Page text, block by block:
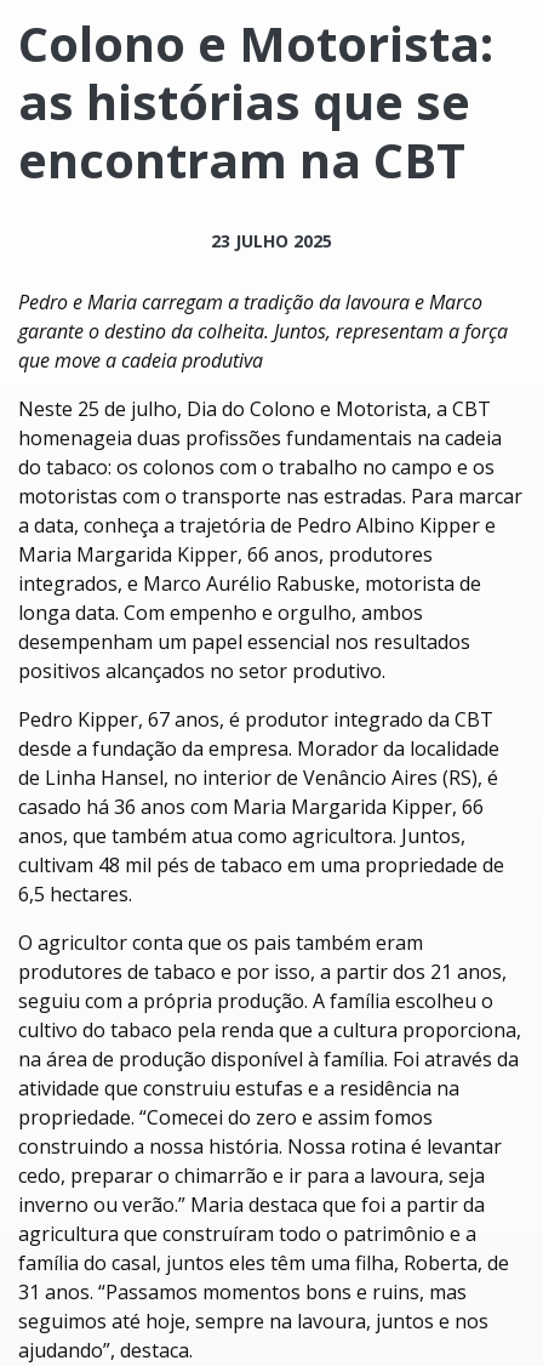
Colono e Motorista:
as histórias que se
encontram na CBT
23 JULHO 2025
Pedro e Maria carregam a tradição da lavoura e Marco
garante o destino da colheita. Juntos, representam a força
que move a cadeia produtiva
Neste 25 de julho, Dia do Colono e Motorista, a CBT
homenageia duas profissões fundamentais na cadeia
do tabaco: os colonos com o trabalho no campo e os
motoristas com o transporte nas estradas. Para marcar
a data, conheça a trajetória de Pedro Albino Kipper e
Maria Margarida Kipper, 66 anos, produtores
integrados, e Marco Aurélio Rabuske, motorista de
longa data. Com empenho e orgulho, ambos
desempenham um papel essencial nos resultados
positivos alcançados no setor produtivo.
Pedro Kipper, 67 anos, é produtor integrado da CBT
desde a fundação da empresa. Morador da localidade
de Linha Hansel, no interior de Venâncio Aires (RS), é
casado há 36 anos com Maria Margarida Kipper, 66
anos, que também atua como agricultora. Juntos,
cultivam 48 mil pés de tabaco em uma propriedade de
6,5 hectares.
O agricultor conta que os pais também eram
produtores de tabaco e por isso, a partir dos 21 anos,
seguiu com a própria produção. A família escolheu o
cultivo do tabaco pela renda que a cultura proporciona,
na área de produção disponível à família. Foi através da
atividade que construiu estufas e a residência na
propriedade. “Comecei do zero e assim fomos
construindo a nossa história. Nossa rotina é levantar
cedo, preparar o chimarrão e ir para a lavoura, seja
inverno ou verão.” Maria destaca que foi a partir da
agricultura que construíram todo o patrimônio e a
família do casal, juntos eles têm uma filha, Roberta, de
31 anos. “Passamos momentos bons e ruins, mas
seguimos até hoje, sempre na lavoura, juntos e nos
ajudando”, destaca.